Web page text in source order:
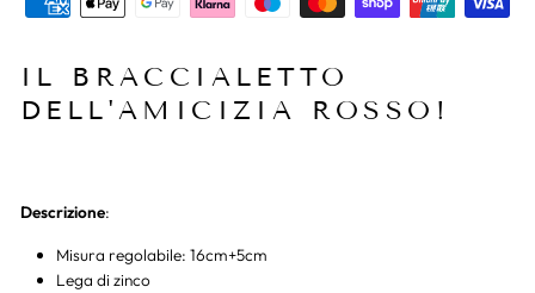
IL BRACCIALETTO
DELL'AMICIZIA ROSSO!
Descrizione:
Misura regolabile: 16cm+5cm
Lega di zinco